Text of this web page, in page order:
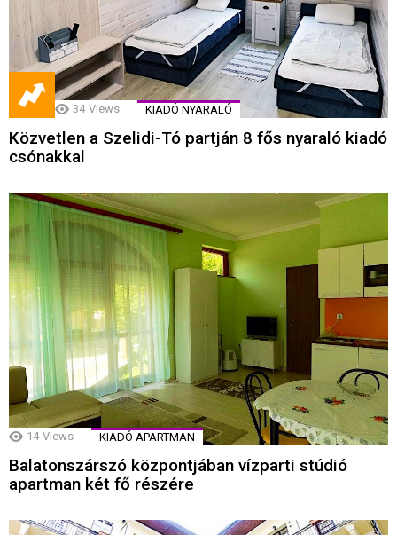
34 Views KIADÓ NYARALÓ
Közvetlen a Szelidi-Tó partján 8 fős nyaraló kiadó
csónakkal
14 Views KIADÓ APARTMAN
Balatonszárszó központjában vízparti stúdió
apartman két fő részére